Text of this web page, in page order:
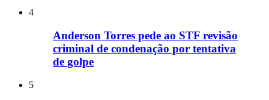
4
Anderson Torres pede ao STF revisão
criminal de condenação por tentativa
de golpe
5